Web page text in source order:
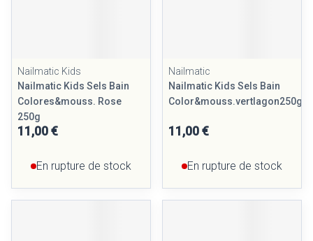
Nailmatic Kids
Nailmatic Kids Sels Bain
Colores&mouss. Rose
250g
11,00 €
En rupture de stock
Nailmatic
Nailmatic Kids Sels Bain
Color&mouss.vertlagon250g
11,00 €
En rupture de stock